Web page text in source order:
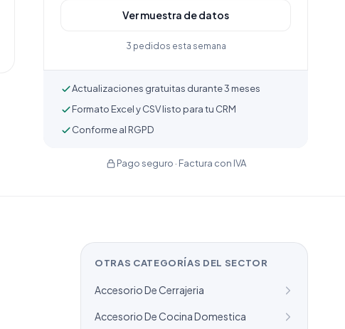
Ver muestra de datos
3 pedidos esta semana
Actualizaciones gratuitas durante 3 meses
Formato Excel y CSV listo para tu CRM
Conforme al RGPD
Pago seguro · Factura con IVA
OTRAS CATEGORÍAS DEL SECTOR
Accesorio De Cerrajeria
Accesorio De Cocina Domestica